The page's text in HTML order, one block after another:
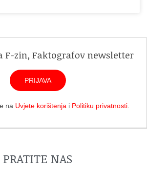
F-zin, Faktografov newsletter
PRIJAVA
na Uvjete korištenja i Politiku privatnosti.
PRATITE NAS